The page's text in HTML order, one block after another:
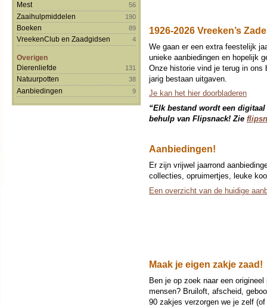
Mest 56
Zaaihulpmiddelen 190
Boeken 89
VreekenClub en Zaadgidsen 4
Overigen
Dierenliefde
131
Natuurpotten 38
Aanbiedingen 9
1926-2026 Vreeken’s
We gaan er een extra feestelijk
unieke aanbiedingen en hopelijk
Onze historie vind je terug in ons
jarig bestaan uitgaven.
Je kan het hier doorbladeren
“Elk bestand wordt een
behulp van Flipsnack! Zie
Aanbiedingen!
Er zijn vrijwel jaarrond
collecties, opruimertjes, leuke
Een overzicht van de huidige
Maak je eigen zakje zaad!
Ben je op zoek naar een
mensen? Bruiloft, afscheid,
90 zakjes verzorgen we je zelf